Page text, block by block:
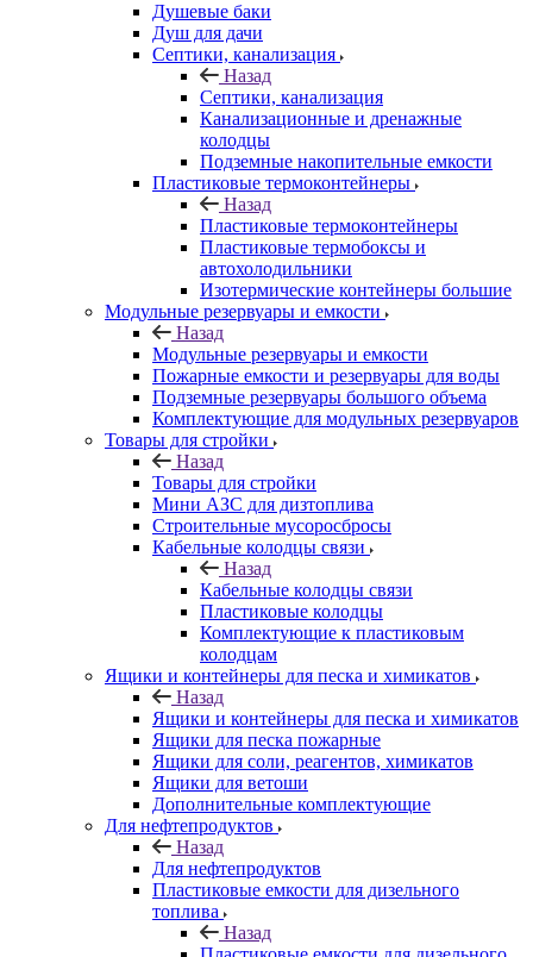
Душевые баки
Душ для дачи
Септики, канализация
Назад
Септики, канализация
Канализационные и дренажные
колодцы
Подземные накопительные емкости
Пластиковые термоконтейнеры
Назад
Пластиковые термоконтейнеры
Пластиковые термобоксы и
автохолодильники
Изотермические контейнеры большие
Модульные резервуары и емкости
Назад
Модульные резервуары и емкости
Пожарные емкости и резервуары для воды
Подземные резервуары большого объема
Комплектующие для модульных резервуаров
Товары для стройки
Назад
Товары для стройки
Мини АЗС для дизтоплива
Строительные мусоросбросы
Кабельные колодцы связи
Назад
Кабельные колодцы связи
Пластиковые колодцы
Комплектующие к пластиковым
колодцам
Ящики и контейнеры для песка и химикатов
Назад
Ящики и контейнеры для песка и химикатов
Ящики для песка пожарные
Ящики для соли, реагентов, химикатов
Ящики для ветоши
Дополнительные комплектующие
Для нефтепродуктов
Назад
Для нефтепродуктов
Пластиковые емкости для дизельного
топлива
Назад